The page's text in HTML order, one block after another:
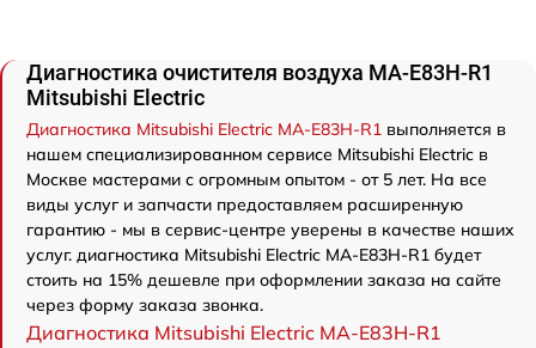
Диагностика очистителя воздуха MA-E83H-R1
Mitsubishi Electric
Диагностика Mitsubishi Electric MA-E83H-R1 выполняется в
нашем специализированном сервисе Mitsubishi Electric в
Москве мастерами с огромным опытом - от 5 лет. На все
виды услуг и запчасти предоставляем расширенную
гарантию - мы в сервис-центре уверены в качестве наших
услуг. диагностика Mitsubishi Electric MA-E83H-R1 будет
стоить на 15% дешевле при оформлении заказа на сайте
через форму заказа звонка.
Диагностика Mitsubishi Electric MA-E83H-R1